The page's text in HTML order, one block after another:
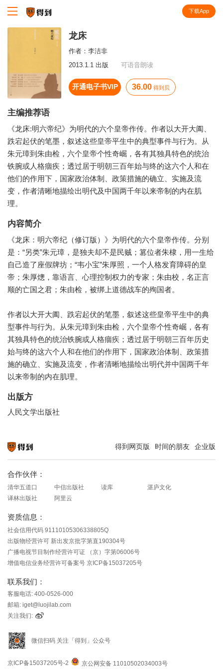
下载App
龙床
作者： 李洁非
2013.1.1 出版
可语音朗读
开通电子书VIP 36.00 得到贝
主编推荐语
《龙床:明六帝纪》为明代的六个皇帝作传。作者以大开大阖、
跌宕起伏的笔墨，叙述这些皇帝平生中的典型事件与行为。从
朱元璋到朱由检，六个皇帝个性奇崛，各有其独具特色的统治
铁腕或人格痼疾；透过居于明朝三百年始与终的这六个人和在
他们的作用下，国家政治体制、政策措施的确立、实施及流
变，作者清晰地描绘出明代及中国两千年以来帝制的内在肌
理。
内容简介
《龙床：明六帝纪（修订版）》为明代的六个皇帝作传。分别
是：“另类”朱元璋，是独夫却不是民贼；篡位者朱棣，用一生给
自己造了座假牌坊；“韦小宝”朱厚照，一个人格发育障碍的皇
帝；朱厚熜，靠语言、心理控制权力的专家；朱由校，名正言
顺的亡国之君；朱由检，被绑上道德战车的殉国者。
作者以大开大阖、跌宕起伏的笔墨，叙述这些皇帝平生中的典
型事件与行为。从朱元璋到朱由检，六个皇帝个性奇崛，各有
其独具特色的统治铁腕或人格痼疾；透过居于明朝三百年历史
始与终的这六个人和在他们的作用下，国家政治体制、政策措
施的确立、实施及流变，作者清晰地描绘出明代并中国两千年
以来帝制的内在肌理。
出版方
人民文学出版社
得到网页版 时间的朋友 企业版
合作伙伴：
清华五道口 中信出版社 读库
湛庐文化
译林出版社
阿里云
资质信息：
社会信用代码 91110105306338805Q
出版物经营许可 新出发京批字第直190304号
广播电视节目制作经营许可证 （京）字第06006号
增值电信业务经营许可备案号 京ICP备15037205号
联系我们：
客服电话: 400-0526-000
邮箱: iget@luojilab.com
关注我们:
微信扫码 关注「得到」公众号
京ICP备15037205号-2 京公网安备 11010502034003号